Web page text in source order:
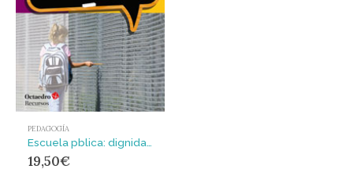
PEDAGOGÍA
19,50€